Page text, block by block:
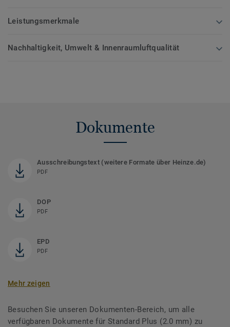
Leistungsmerkmale
Nachhaltigkeit, Umwelt & Innenraumluftqualität
Dokumente
Ausschreibungstext (weitere Formate über Heinze.de)
PDF
DOP
PDF
EPD
PDF
Mehr zeigen
Besuchen Sie unseren Dokumenten-Bereich, um alle
verfügbaren Dokumente für Standard Plus (2.0 mm) zu